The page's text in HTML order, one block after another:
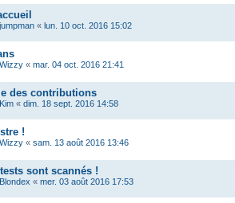
jumpman « lun. 10 oct. 2016 15:02
Wizzy « mar. 04 oct. 2016 21:41
des contributions
Kim « dim. 18 sept. 2016 14:58
!
Wizzy « sam. 13 août 2016 13:46
sont scannés !
Blondex « mer. 03 août 2016 17:53